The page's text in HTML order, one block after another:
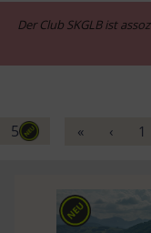
Der Club SKGLB ist
5 « ‹ 1